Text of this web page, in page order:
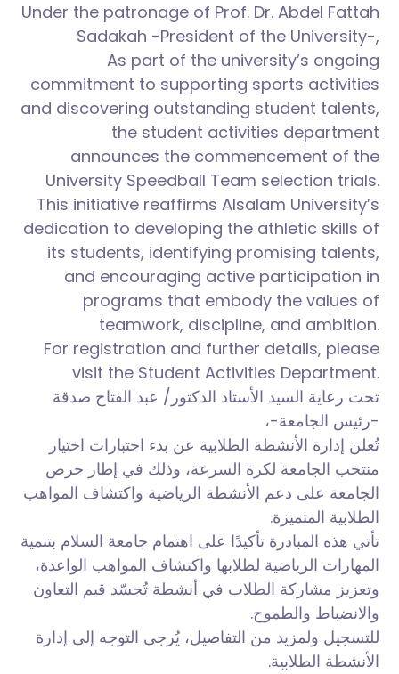
Under the patronage of Prof. Dr. Abdel Fattah
Sadakah -President of the University-,
As part of the university’s ongoing
commitment to supporting sports activities
and discovering outstanding student talents,
the student activities department
announces the commencement of the
University Speedball Team selection trials.
This initiative reaffirms Alsalam University’s
dedication to developing the athletic skills of
its students, identifying promising talents,
and encouraging active participation in
programs that embody the values of
teamwork, discipline, and ambition.
For registration and further details, please
visit the Student Activities Department.
تحت رعاية السيد الأستاذ الدكتور/ عبد الفتاح صدقة
-رئيس الجامعة-،
تُعلن إدارة الأنشطة الطلابية عن بدء اختبارات اختيار
منتخب الجامعة لكرة السرعة، وذلك في إطار حرص
الجامعة على دعم الأنشطة الرياضية واكتشاف المواهب
الطلابية المتميزة.
تأتي هذه المبادرة تأكيدًا على اهتمام جامعة السلام بتنمية
المهارات الرياضية لطلابها واكتشاف المواهب الواعدة،
وتعزيز مشاركة الطلاب في أنشطة تُجسّد قيم التعاون
والانضباط والطموح.
للتسجيل ولمزيد من التفاصيل، يُرجى التوجه إلى إدارة
الأنشطة الطلابية.